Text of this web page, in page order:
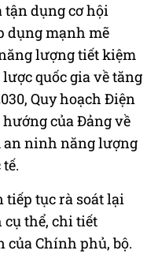
tận dụng cơ hội
dụng mạnh mẽ
lượng tiết kiệm
quốc gia về tăng
Quy hoạch Điện
của Đảng về
an ninh năng lượng
tiếp tục rà soát lại
thể, chi tiết
Chính phủ, bộ.